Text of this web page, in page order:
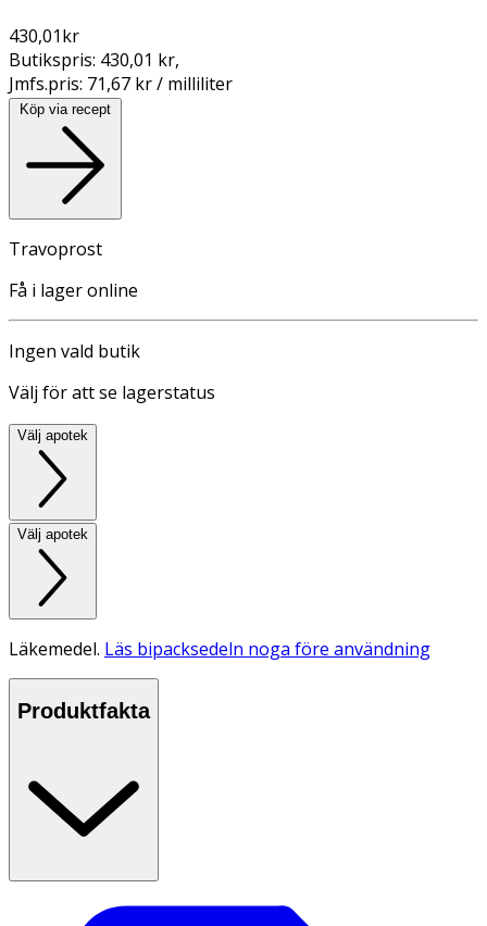
430,01kr
Butikspris: 430,01 kr,
Jmfs.pris: 71,67 kr / milliliter
Köp via recept
Travoprost
Få i lager online
Ingen vald butik
Välj för att se lagerstatus
Välj apotek
Välj apotek
Läkemedel. Läs bipacksedeln noga före användning
Produktfakta